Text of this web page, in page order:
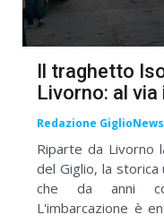
Il traghetto
Livorno: al
Redazione GiglioNews
Riparte da Livorno
del Giglio, la storica
che da anni
L'imbarcazione è